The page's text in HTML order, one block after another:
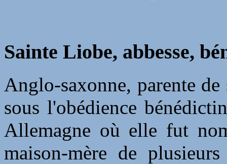
Sainte Liobe, abbesse,
Anglo-saxonne, parente
sous l'obédience
Allemagne où elle fut
maison-mère de